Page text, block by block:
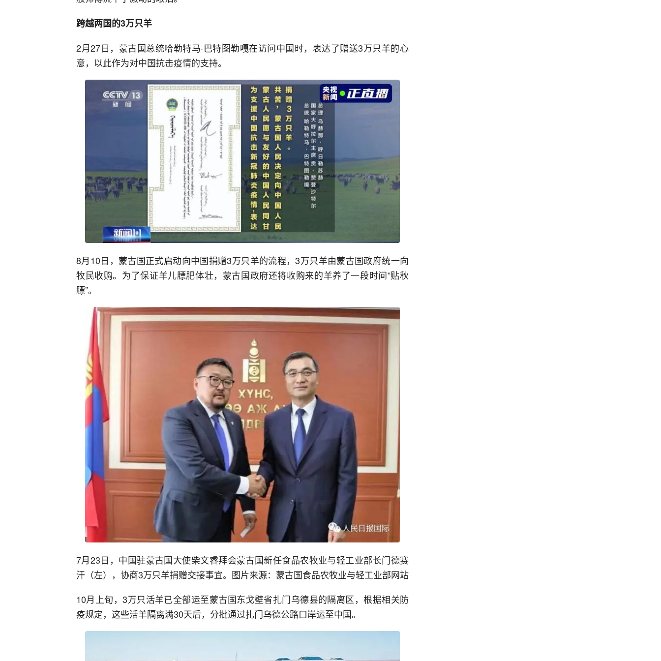
跨越两国的3万只羊
2月27日，蒙古国总统哈勒特马·巴特图勒嘎在访问中国时，表达了赠送3万只羊的心
意，以此作为对中国抗击疫情的支持。
8月10日，蒙古国正式启动向中国捐赠3万只羊的流程，3万只羊由蒙古国政府统一向
牧民收购。为了保证羊儿膘肥体壮，蒙古国政府还将收购来的羊养了一段时间“贴秋
膘”。
7月23日，中国驻蒙古国大使柴文睿拜会蒙古国新任食品农牧业与轻工业部长门德赛
汗（左），协商3万只羊捐赠交接事宜。图片来源：蒙古国食品农牧业与轻工业部网站
10月上旬，3万只活羊已全部运至蒙古国东戈壁省扎门乌德县的隔离区，根据相关防
疫规定，这些活羊隔离满30天后，分批通过扎门乌德公路口岸运至中国。